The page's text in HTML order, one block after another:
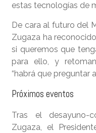
estas tecnologías de
De cara al futuro del
Zugaza ha
si queremos que
para ello, y
“habrá que preguntar
Próximos eventos
Tras el
Zugaza, el